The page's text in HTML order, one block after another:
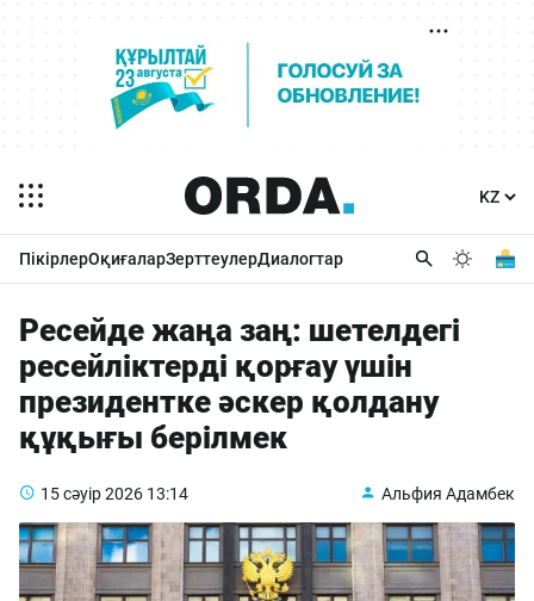
ПікірлерОқиғаларЗерттеулерДиалогтар
Ресейде жаңа заң: шетелдегі
ресейліктерді қорғау үшін
президентке әскер қолдану
құқығы берілмек
15 сәуір 2026 13:14 Альфия Адамбек